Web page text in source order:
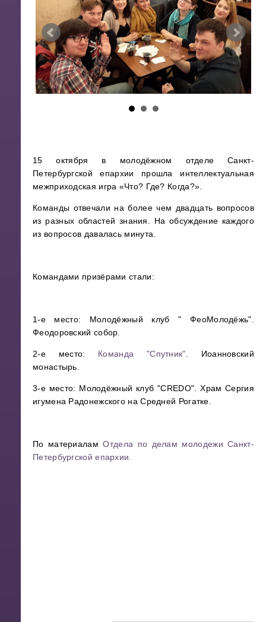
15 октября в молодёжном отделе Санкт-
Петербургской епархии прошла интеллектуальная
межприходская игра «Что? Где? Когда?».
Команды отвечали на более чем двадцать вопросов
из разных областей знания. На обсуждение каждого
из вопросов давалась минута.
Командами призёрами стали:
1-е место: Молодёжный клуб " ФеоМолодёжь".
Феодоровский собор.
2-е место: Команда "Спутник" . Иоанновский
монастырь.
3-е место: Молодёжный клуб "CREDO". Храм Сергия
игумена Радонежского на Средней Рогатке.
По материаламОтдела по делам молодежи Санкт-
Петербургской епархии.